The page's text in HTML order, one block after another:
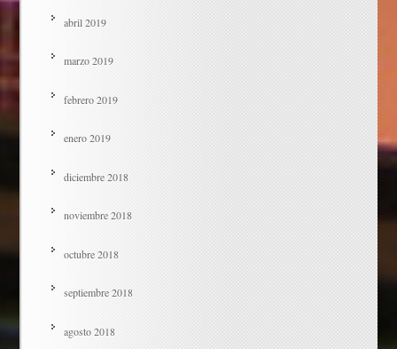
abril 2019
marzo 2019
febrero 2019
enero 2019
diciembre 2018
noviembre 2018
octubre 2018
septiembre 2018
agosto 2018